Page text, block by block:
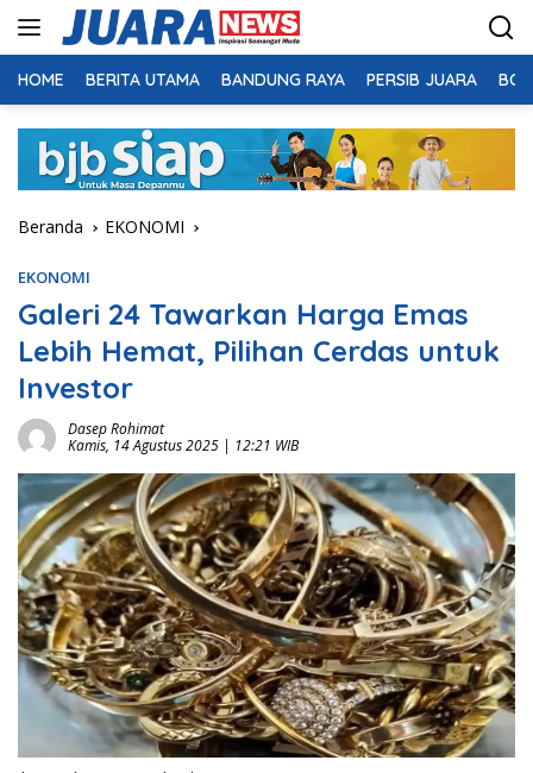
HOME BERITA UTAMA BANDUNG RAYA PERSIB JUARA
Beranda EKONOMI
EKONOMI
Galeri 24 Tawarkan Harga Emas
Lebih Hemat, Pilihan Cerdas untuk
Investor
Dasep Rohimat
Kamis, 14 Agustus 2025 | 12:21 WIB